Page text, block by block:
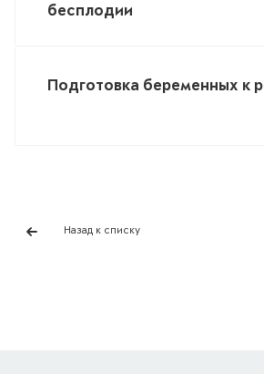
бесплодии
Подготовка беременных к
Назад к списку